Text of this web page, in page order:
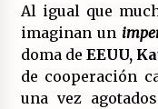
Al igual que
imaginan un
doma de EEUU,
de cooperación
una vez